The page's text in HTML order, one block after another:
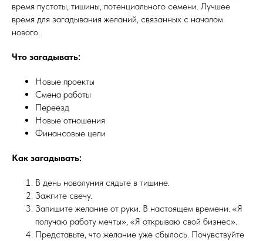
время пустоты, тишины, потенциального семени. Лучшее
время для загадывания желаний, связанных с началом
нового.
Что загадывать:
Новые проекты
Смена работы
Переезд
Новые отношения
Финансовые цели
Как загадывать:
В день новолуния сядьте в тишине.
Зажгите свечу.
Запишите желание от руки. В настоящем времени. «Я
получаю работу мечты», «Я открываю свой бизнес».
Представьте, что желание уже сбылось. Почувствуйте